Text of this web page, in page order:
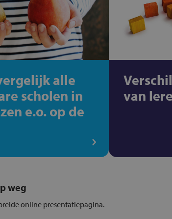
alle
scholen in
e.o. op de
van
weg
online presentatiepagina.